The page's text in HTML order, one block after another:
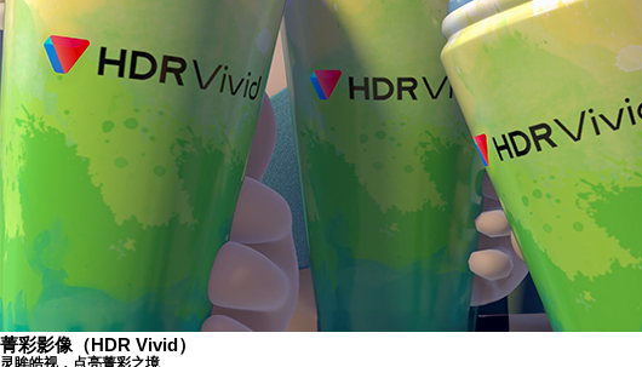
菁彩影像（HDR Vivid）
灵眸皓视，点亮菁彩之境